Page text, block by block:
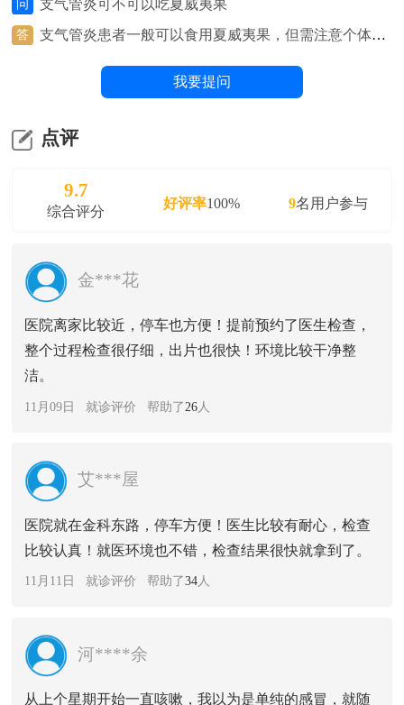
表现为支气管炎的急性加重，伴有黏稠的痰、发热、咳
嗽等症状。在这种情况下，抗生素可以帮助清除细菌感
都需要使用抗生素。许多支气管炎是由病毒感染引起
的，此时抗生素无法治疗病毒感染。在这种情况下，医
等，来缓解症状。
问 支气管炎可不可以吃夏威夷果
答
支气管炎患者一般可以食用夏威夷果，但需注意个体差
维，有助于提供能量和营养。然而，有些人可能对坚果
过敏，或者夏威夷果可能会引起消化不良或过敏反应。
体质来判断是否适合食用，并在食用时注意适量，避免
食用过量。
我要提问
点评
9.7
综合评分 好评率100% 9名用户参与
金***花
医院离家比较近，停车也方便！提前预约了医生检查，
整个过程检查很仔细，出片也很快！环境比较干净整
洁。
11月09日 就诊评价 帮助了26人
艾***屋
医院就在金科东路，停车方便！医生比较有耐心，检查
比较认真！就医环境也不错，检查结果很快就拿到了。
11月11日 就诊评价 帮助了34人
河****余
从上个星期开始一直咳嗽，我以为是单纯的感冒，就随